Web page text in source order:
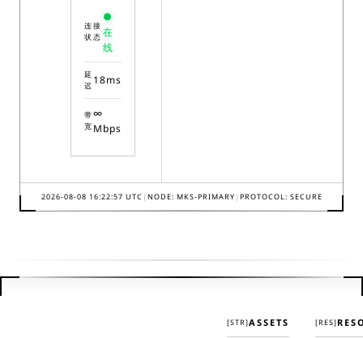
连接
状态
●
在
线
延
迟 18ms
带
宽
∞
Mbps
2026-08-08 16:22:57 UTC | NODE: MKS-PRIMARY | PROTOCOL: SECURE
[STR]ASSETS [RES]